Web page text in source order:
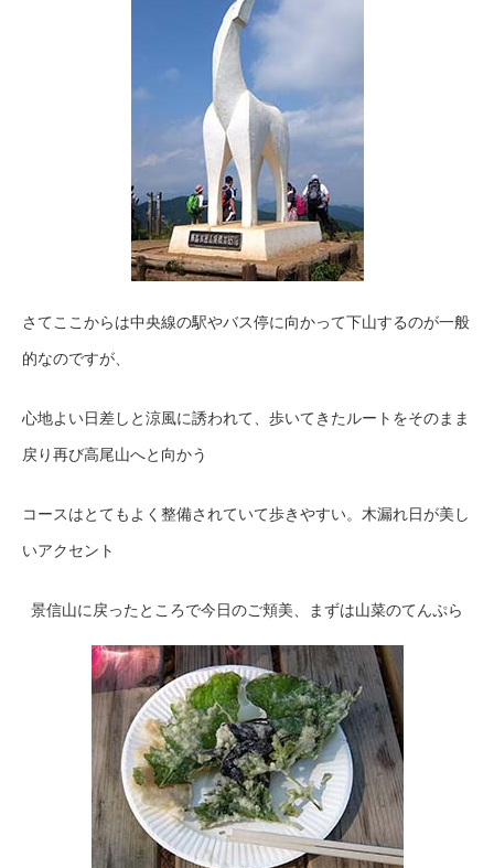
さてここからは中央線の駅やバス停に向かって下山するのが一般
的なのですが、
心地よい日差しと涼風に誘われて、歩いてきたルートをそのまま
戻り再び高尾山へと向かう
コースはとてもよく整備されていて歩きやすい。木漏れ日が美し
いアクセント
景信山に戻ったところで今日のご頬美、まずは山菜のてんぷら